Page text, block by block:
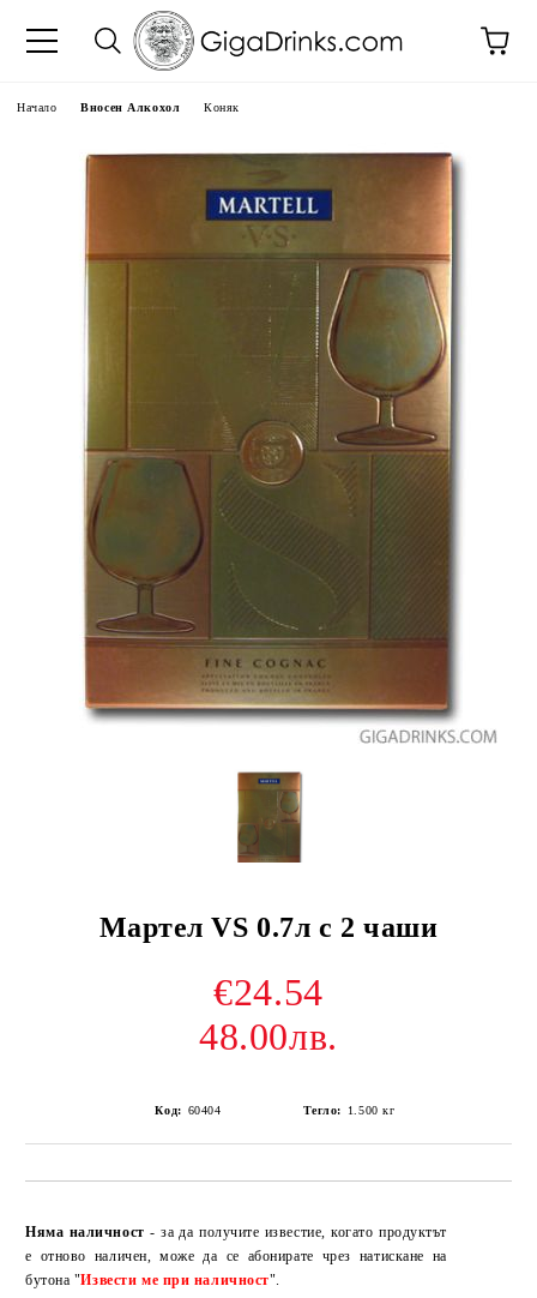
Начало Вносен Алкохол Коняк
Мартел VS 0.7л с 2 чаши
€24.54
48.00лв.
Код: 60404 Тегло: 1.500 кг
Няма наличност - за да получите известие, когато продуктът
е отново наличен, може да се абонирате чрез натискане на
бутона "Извести ме при наличност".